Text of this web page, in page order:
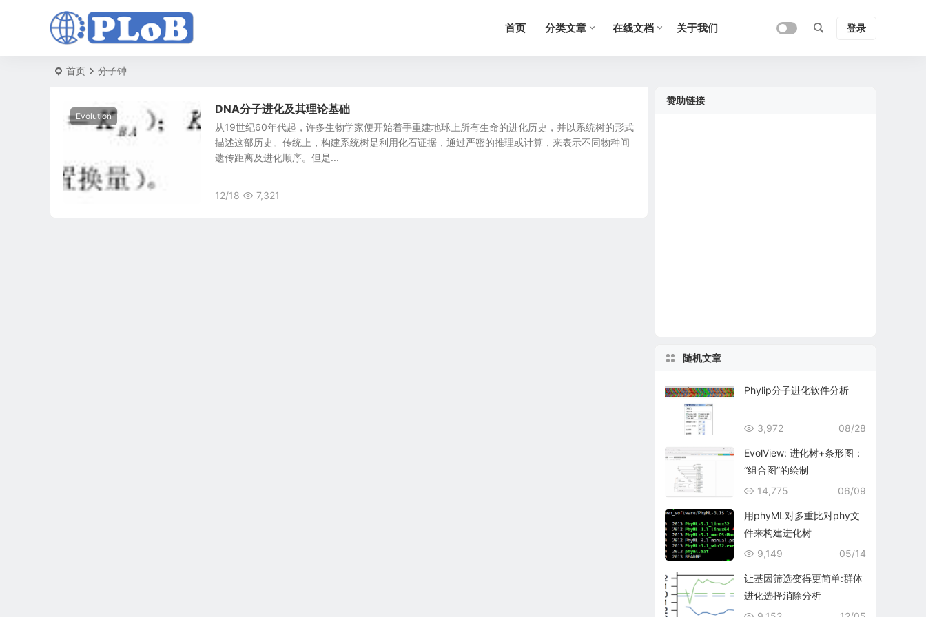
首页 分类文章 在线文档 关于我们 登录
首页 分子钟
Evolution
DNA分子进化及其理论基础
从19世纪60年代起，许多生物学家便开始着手重建地球上所有生命的进化历史，并以系统树的形式
描述这部历史。传统上，构建系统树是利用化石证据，通过严密的推理或计算，来表示不同物种间
遗传距离及进化顺序。但是...
12/18 7,321
赞助链接
随机文章
Phylip分子进化软件分析
08/28
3,972
EvolView: 进化树+条形图：
“组合图”的绘制
06/09
14,775
用phyML对多重比对phy文
件来构建进化树
05/14
9,149
让基因筛选变得更简单:群体
进化选择消除分析